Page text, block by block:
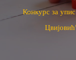
Конкурс за